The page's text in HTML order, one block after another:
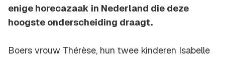
enige horecazaak in Nederland die deze
hoogste onderscheiding draagt.
Boers vrouw Thérèse, hun twee kinderen Isabelle